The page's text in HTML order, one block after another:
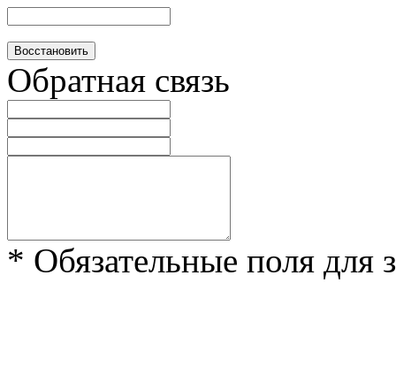
Восстановить
Обратная связь
* Обязательные поля для